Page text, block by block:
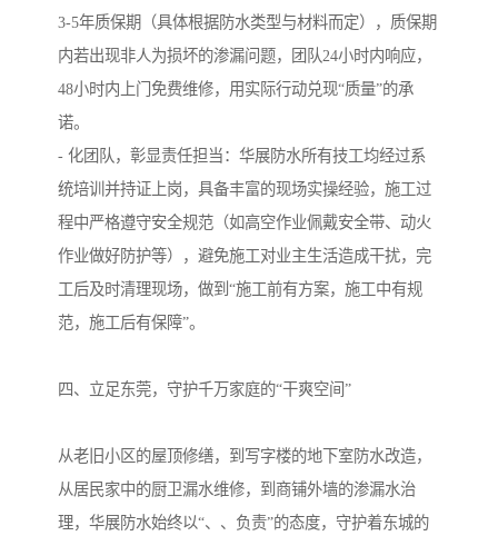
3-5年质保期（具体根据防水类型与材料而定），质保期
内若出现非人为损坏的渗漏问题，团队24小时内响应，
48小时内上门免费维修，用实际行动兑现“质量”的承
诺。
- 化团队，彰显责任担当：华展防水所有技工均经过系
统培训并持证上岗，具备丰富的现场实操经验，施工过
程中严格遵守安全规范（如高空作业佩戴安全带、动火
作业做好防护等），避免施工对业主生活造成干扰，完
工后及时清理现场，做到“施工前有方案，施工中有规
范，施工后有保障”。
四、立足东莞，守护千万家庭的“干爽空间”
从老旧小区的屋顶修缮，到写字楼的地下室防水改造，
从居民家中的厨卫漏水维修，到商铺外墙的渗漏水治
理，华展防水始终以“、、负责”的态度，守护着东城的